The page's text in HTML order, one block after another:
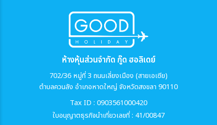
ห้างหุ้นส่วนจำกัด กู๊ด ฮอลิเดย์
702/36 หมู่ที่ 3 ถนนเลี่ยงเมือง (สายเอเซีย)
ตำบลควนลัง อำเภอหาดใหญ่ จังหวัดสงขลา 90110
Tax ID : 0903561000420
ใบอนุญาตธุรกิจนำเที่ยวเลขที่ : 41/00847